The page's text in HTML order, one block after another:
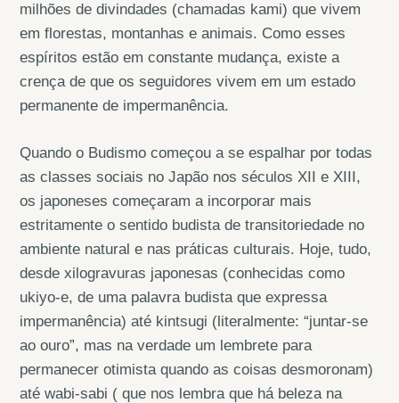
milhões de divindades (chamadas kami) que vivem
em florestas, montanhas e animais. Como esses
espíritos estão em constante mudança, existe a
crença de que os seguidores vivem em um estado
permanente de impermanência.
Quando o Budismo começou a se espalhar por todas
as classes sociais no Japão nos séculos XII e XIII,
os japoneses começaram a incorporar mais
estritamente o sentido budista de transitoriedade no
ambiente natural e nas práticas culturais. Hoje, tudo,
desde xilogravuras japonesas (conhecidas como
ukiyo-e, de uma palavra budista que expressa
impermanência) até kintsugi (literalmente: “juntar-se
ao ouro”, mas na verdade um lembrete para
permanecer otimista quando as coisas desmoronam)
até wabi-sabi ( que nos lembra que há beleza na